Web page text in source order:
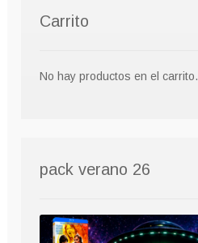
Carrito
No hay productos en el carrito.
pack verano 26